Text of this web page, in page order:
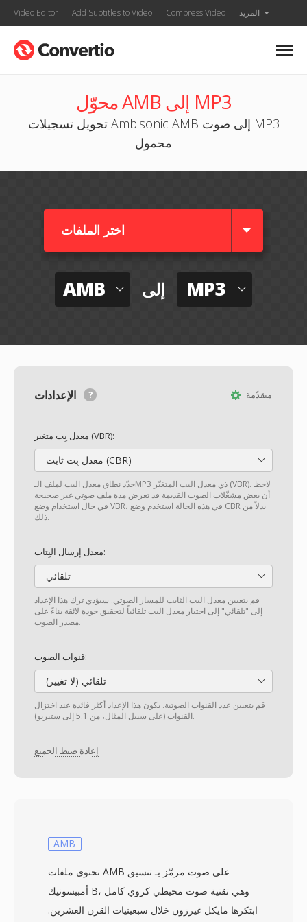
Video Editor Add Subtitles to Video Compress Video المزيد
محوّل AMB إلى MP3
تحويل تسجيلات Ambisonic AMB إلى صوت MP3
محمول
اختر الملفات
AMB إلى MP3
متقدّمة
معدل بِت متغير (VBR):
معدل بِت ثابت (CBR)
حدّد نطاق معدل البت لملف الـMP3 ذي معدل البت المتغيّر (VBR). لاحظ
أن بعض مشغّلات الصوت القديمة قد تعرض مدة ملف صوتي غير صحيحة
في حال استخدام وضع VBR، في هذه الحالة استخدم وضع CBR بدلاً من
ذلك.
معدل إرسال البِتات:
تلقائي
قم بتعيين معدل البت الثابت للمسار الصوتي. سيؤدي ترك هذا الإعداد
إلى "تلقائي" إلى اختيار معدل البت تلقائياً لتحقيق جودة لائقة بناءً على
مصدر الصوت.
قنوات الصوت:
تلقائي (لا تغيير)
قم بتعيين عدد القنوات الصوتية. يكون هذا الإعداد أكثر فائدة عند اختزال
القنوات (على سبيل المثال، من 5.1 إلى ستيريو).
إعادة ضبط الجميع
AMB
تحتوي ملفات AMB على صوت مرمّز بـ تنسيق
أمبيسونيك B، وهي تقنية صوت محيطي كروي كامل
ابتكرها مايكل غيرزون خلال سبعينيات القرن العشرين.